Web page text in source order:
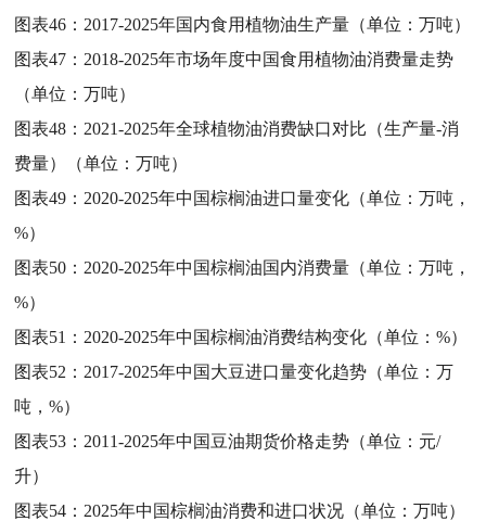
图表46： 2017-2025年国内食用植物油生产量（单位：万吨）
图表47： 2018-2025年市场年度中国食用植物油消费量走势
（单位：万吨）
图表48： 2021-2025年全球植物油消费缺口对比（生产量-消
费量）（单位：万吨）
图表49： 2020-2025年中国棕榈油进口量变化（单位：万吨，
%）
图表50： 2020-2025年中国棕榈油国内消费量（单位：万吨，
%）
图表51： 2020-2025年中国棕榈油消费结构变化（单位：%）
图表52： 2017-2025年中国大豆进口量变化趋势（单位：万
吨，%）
图表53： 2011-2025年中国豆油期货价格走势（单位：元/
升）
图表54： 2025年中国棕榈油消费和进口状况（单位：万吨）